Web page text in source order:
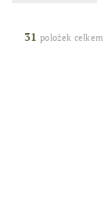
31 položek celkem